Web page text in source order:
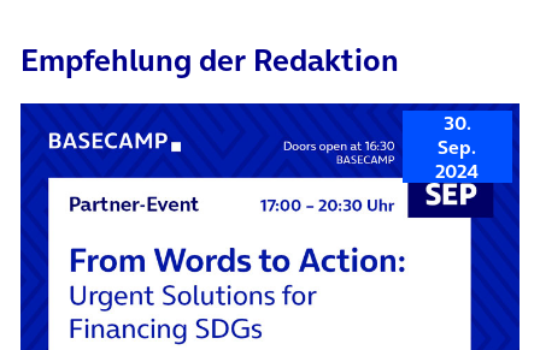
Empfehlung der Redaktion
30.
Sep.
2024